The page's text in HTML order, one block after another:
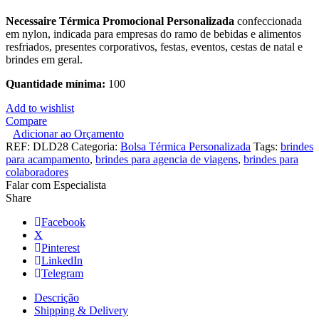
Necessaire Térmica Promocional Personalizada confeccionada
em nylon, indicada para empresas do ramo de bebidas e alimentos
resfriados, presentes corporativos, festas, eventos, cestas de natal e
brindes em geral.
Quantidade mínima: 100
Add to wishlist
Compare
Adicionar ao Orçamento
REF: DLD28 Categoria: Bolsa Térmica Personalizada Tags: brindes
para acampamento, brindes para agencia de viagens, brindes para
colaboradores
Falar com Especialista
Share
Facebook
X
Pinterest
LinkedIn
Telegram
Descrição
Shipping & Delivery